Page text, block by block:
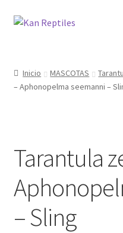
Ir
Ir
Tienda
Inicio MASCOTAS
– Aphonopelma seemanni –
Tarantula
– Sling